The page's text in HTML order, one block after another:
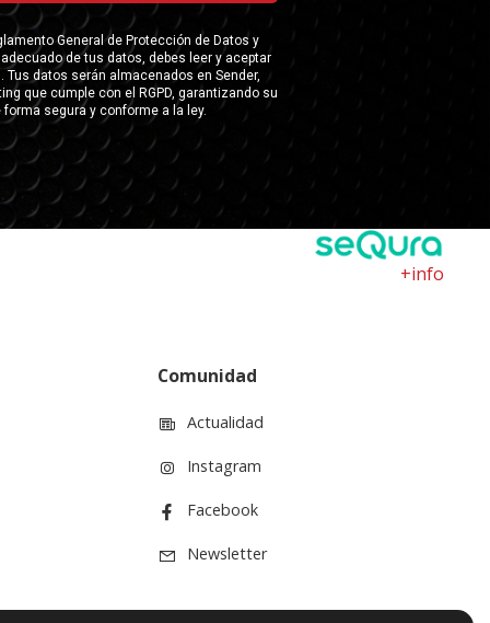
+info
Comunidad
Actualidad
Instagram
Facebook
Newsletter